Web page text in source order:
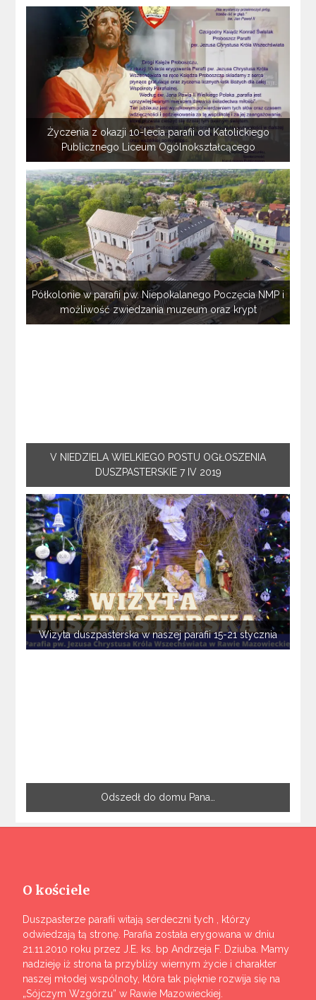
Życzenia z okazji 10-lecia parafii od Katolickiego
Publicznego Liceum Ogólnokształcącego
Półkolonie w parafii pw. Niepokalanego Poczęcia NMP i
możliwość zwiedzania muzeum oraz krypt
V NIEDZIELA WIELKIEGO POSTU OGŁOSZENIA
DUSZPASTERSKIE 7 IV 2019
Wizyta duszpasterska w naszej parafii 15-21 stycznia
Odszedł do domu Pana…
O kościele
Duszpasterze parafii witają serdeczni tych , którzy
odwiedzają tą stronę. Parafia została erygowana w dniu
21.11.2010 roku przez J.E. ks. bp Andrzeja F. Dziuba. Mamy
nadzieję iż strona ta przybliży wiernym życie i charakter
naszej młodej wspólnoty, która tak pięknie rozwija się na
„Sójczym Wzgórzu” w Rawie Mazowieckiej.